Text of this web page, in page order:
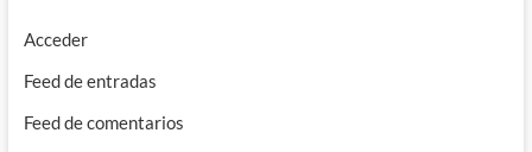
Acceder
Feed de entradas
Feed de comentarios